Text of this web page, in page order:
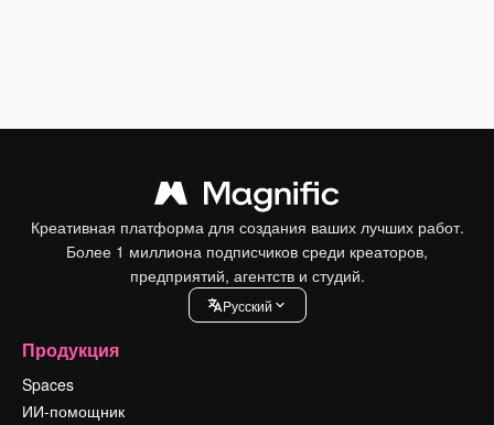
Креативная платформа для создания ваших лучших работ.
Более 1 миллиона подписчиков среди креаторов,
предприятий, агентств и студий.
Pусский
Продукция
Spaces
ИИ-помощник